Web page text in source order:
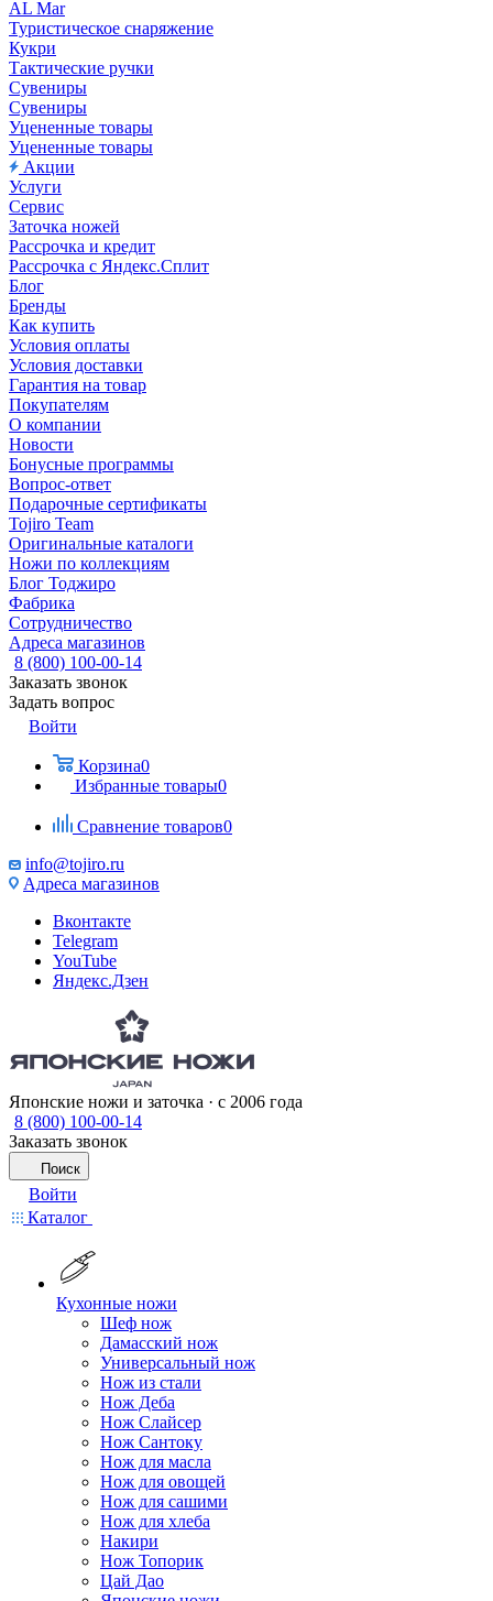
AL Mar
Туристическое снаряжение
Кукри
Тактические ручки
Сувениры
Сувениры
Уцененные товары
Уцененные товары
Акции
Услуги
Сервис
Заточка ножей
Рассрочка и кредит
Рассрочка с Яндекс.Сплит
Блог
Бренды
Как купить
Условия оплаты
Условия доставки
Гарантия на товар
Покупателям
О компании
Новости
Бонусные программы
Вопрос-ответ
Подарочные сертификаты
Tojiro Team
Оригинальные каталоги
Ножи по коллекциям
Блог Тоджиро
Фабрика
Сотрудничество
Адреса магазинов
8 (800) 100-00-14
Заказать звонок
Задать вопрос
Войти
Корзина0
Избранные товары0
Сравнение товаров0
info@tojiro.ru
Адреса магазинов
Вконтакте
Telegram
YouTube
Яндекс.Дзен
Японские ножи и заточка · с 2006 года
8 (800) 100-00-14
Заказать звонок
Поиск
Войти
Каталог
Кухонные ножи
Шеф нож
Дамасский нож
Универсальный нож
Нож из стали
Нож Деба
Нож Слайсер
Нож Сантоку
Нож для масла
Нож для овощей
Нож для сашими
Нож для хлеба
Накири
Нож Топорик
Цай Дао